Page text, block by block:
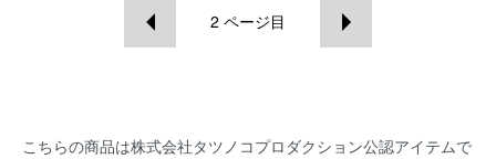
2 ページ目
こちらの商品は株式会社タツノコプロダクション公認アイテムで